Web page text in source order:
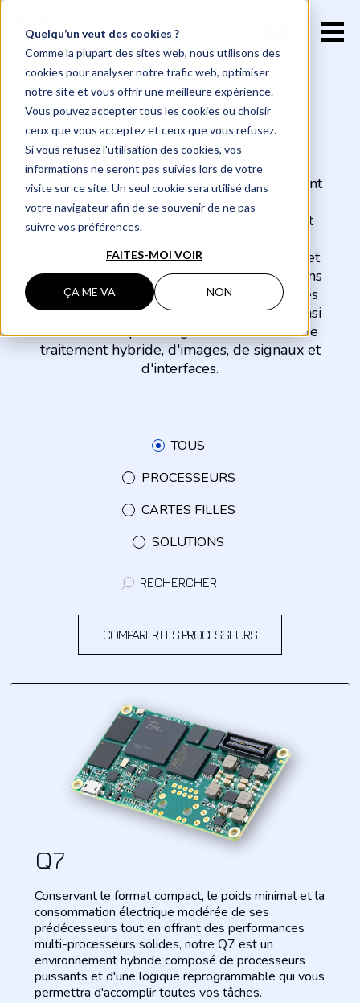
Quelqu’un veut des cookies ?
Comme la plupart des sites web, nous utilisons des
cookies pour analyser notre trafic web, optimiser
notre site et vous offrir une meilleure expérience.
Vous pouvez accepter tous les cookies ou choisir
ceux que vous acceptez et ceux que vous refusez.
Si vous refusez l'utilisation des cookies, vos
informations ne seront pas suivies lors de votre
visite sur ce site. Un seul cookie sera utilisé dans
votre navigateur afin de se souvenir de ne pas
suivre vos préférences.
FAITES-MOI VOIR
ÇA ME VA NON
PRODUITS
Xiphospropose des solutions detraitement
embarquées éprouvées envol pour les
environnements
cartes-Q et
cartes filles offrent un calcul hybride
logiciel-logique optimisé en taille, poids et
efficacité.Nos solutionséquipentlesengins
spatiaux, les lanceurs , lesatterrisseurs
, les
rovers et les chargesutiles,répondant
ainsi
auxdéfisles plusexigeants enmatière de
traitement hybride,d'images, designauxet
d'interfaces.
TOUS
PROCESSEURS
CARTES FILLES
SOLUTIONS
COMPARER LES PROCESSEURS
Q7
Conservant le format compact, le poids minimal et la
consommation électrique modérée de ses
prédécesseurs tout en offrant des performances
multi-processeurs solides, notre Q7 est un
environnement hybride composé de processeurs
puissants et d'une logique reprogrammable qui vous
permettra d'accomplir toutes vos tâches.